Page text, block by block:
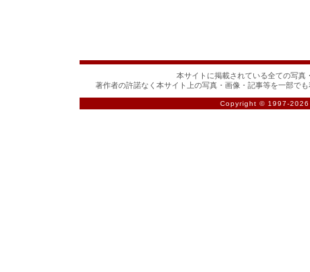
本サイトに掲載されている全ての写真
著作者の許諾なく本サイト上の写真・画像・記事等を一部で
Copyright © 1997-